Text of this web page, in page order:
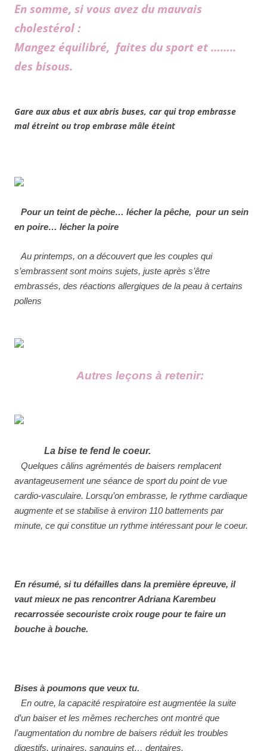
En somme, si vous avez du mauvais
cholestérol :
Mangez équilibré, faites du sport et ……..
des bisous.
Gare aux abus et aux abris buses, car qui trop embrasse
mal étreint ou trop embrase mâle éteint
Pour un teint de pèche… lécher la pêche, pour un sein
en poire… lécher la poire
Au printemps, on a découvert que les couples qui
s’embrassent sont moins sujets, juste après s’être
embrassés, des réactions allergiques de la peau à certains
pollens
Autres leçons à retenir:
La bise te fend le coeur.
Quelques câlins agrémentés de baisers remplacent
avantageusement une séance de sport du point de vue
cardio-vasculaire. Lorsqu’on embrasse, le rythme cardiaque
augmente et se stabilise à environ 110 battements par
minute, ce qui constitue un rythme intéressant pour le coeur.
En résumé, si tu défailles dans la première épreuve, il
vaut mieux ne pas rencontrer Adriana Karembeu
recarrossée secouriste croix rouge pour te faire un
bouche à bouche.
Bises à poumons que veux tu.
En outre, la capacité respiratoire est augmentée la suite
d’un baiser et les mêmes recherches ont montré que
l’augmentation du nombre de baisers réduit les troubles
digestifs, urinaires, sanguins et… dentaires.